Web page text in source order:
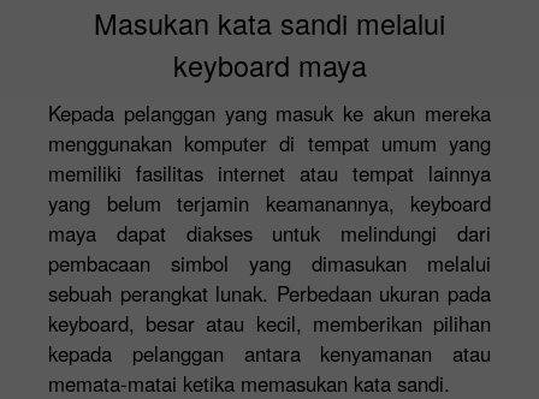
Masukan kata sandi melalui
keyboard maya
Kepada pelanggan yang masuk ke akun mereka
menggunakan komputer di tempat umum yang
memiliki fasilitas internet atau tempat lainnya
yang belum terjamin keamanannya, keyboard
maya dapat diakses untuk melindungi dari
pembacaan simbol yang dimasukan melalui
sebuah perangkat lunak. Perbedaan ukuran pada
keyboard, besar atau kecil, memberikan pilihan
kepada pelanggan antara kenyamanan atau
memata-matai ketika memasukan kata sandi.